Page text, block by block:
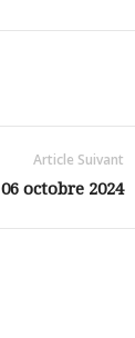
Article Suivant
octobre 2024